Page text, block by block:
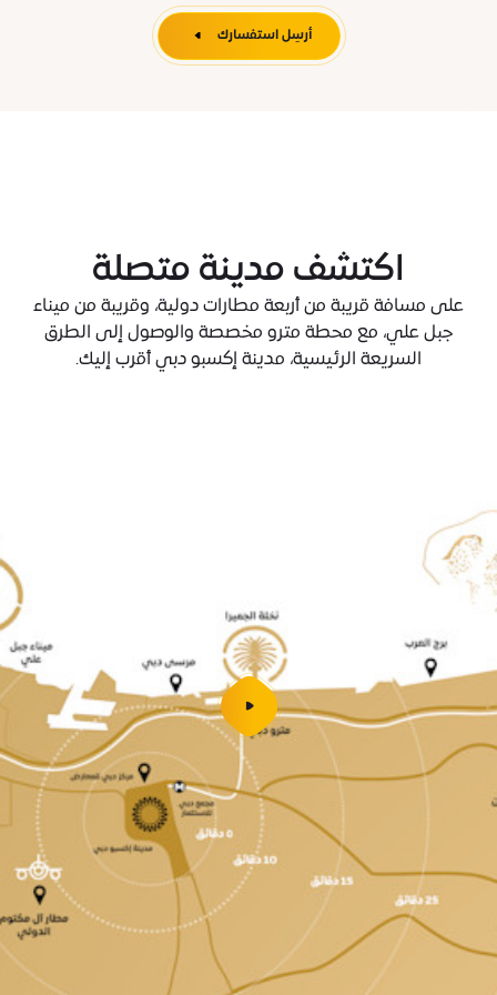
أرسِل استفسارك
اكتشف مدينة متصلة
على مسافة قريبة من أربعة مطارات دولية، وقريبة من ميناء
جبل علي، مع محطة مترو مخصصة والوصول إلى الطرق
السريعة الرئيسية، مدينة إكسبو دبي أقرب إليك.
شغل
الفيديو